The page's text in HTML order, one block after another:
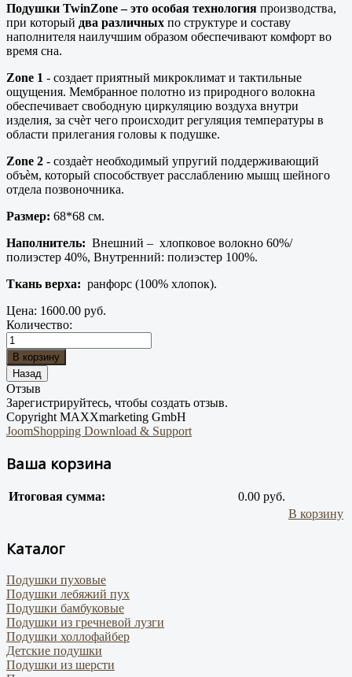
Подушки TwinZone – это особая технология производства,
при который два различных по структуре и составу
наполнителя наилучшим образом обеспечивают комфорт во
время сна.
Zone 1 - создает приятный микроклимат и тактильные
ощущения. Мембранное полотно из природного волокна
обеспечивает свободную циркуляцию воздуха внутри
изделия, за счѐт чего происходит регуляция температуры в
области прилегания головы к подушке.
Zone 2 - создаѐт необходимый упругий поддерживающий
объѐм, который способствует расслаблению мышц шейного
отдела позвоночника.
Размер: 68*68 см.
Наполнитель: Внешний – хлопковое волокно 60%/
полиэстер 40%, Внутренний: полиэстер 100%.
Ткань верха: ранфорс (100% хлопок).
Цена: 1600.00 руб.
Количество:
Отзыв
Зарегистрируйтесь, чтобы создать отзыв.
Copyright MAXXmarketing GmbH
JoomShopping Download & Support
Ваша корзина
Итоговая сумма:
0.00 руб.
В корзину
Каталог
Подушки пуховые
Подушки лебяжий пух
Подушки бамбуковые
Подушки из гречневой лузги
Подушки холлофайбер
Детские подушки
Подушки из шерсти